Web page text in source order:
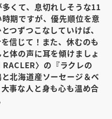
多くて、息切れしそうな11
期ですが、優先順位を意
つずつこなしていけば、
信じて！また、休むのも
体の声に耳を傾けましょ
〉の『ラクレの
北海道産ソーセージ＆ベ
事な人と身も心も温め合